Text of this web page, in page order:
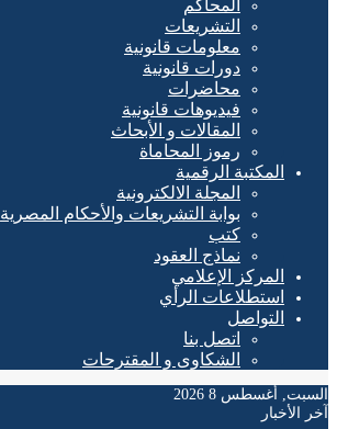
المحاكم
التشريعات
معلومات قانونية
دورات قانونية
محاضرات
فيديوهات قانونية
المقالات و الأبحاث
رموز المحاماة
المكتبة الرقمية
المجلة الالكترونية
بوابة التشريعات والأحكام المصرية
كتب
نماذج العقود
المركز الإعلامي
استطلاعات الرأي
التواصل
اتصل بنا
الشكاوى و المقترحات
السبت, أغسطس 8 2026
آخر الأخبار